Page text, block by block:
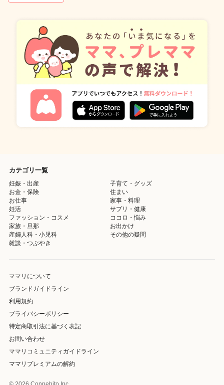
カテゴリ一覧
妊娠・出産
子育て・グッズ
お金・保険
住まい
お仕事
家事・料理
妊活
サプリ・健康
ファッション・コスメ
ココロ・悩み
家族・旦那
お出かけ
産婦人科・小児科
その他の疑問
雑談・つぶやき
ママリについて
ブランドガイドライン
利用規約
プライバシーポリシー
特定商取引法に基づく表記
お問い合わせ
ママリコミュニティガイドライン
ママリプレミアムの解約